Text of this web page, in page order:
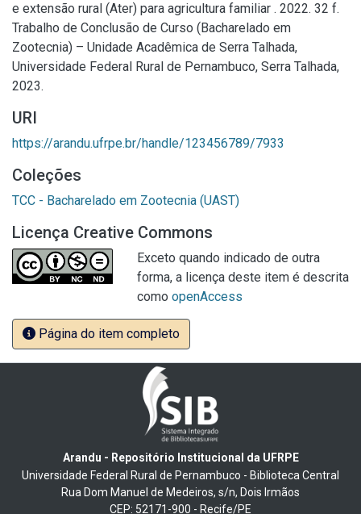
e extensão rural (Ater) para agricultura familiar . 2022. 32 f.
Trabalho de Conclusão de Curso (Bacharelado em
Zootecnia) – Unidade Acadêmica de Serra Talhada,
Universidade Federal Rural de Pernambuco, Serra Talhada,
2023.
URI
https://arandu.ufrpe.br/handle/123456789/7933
Coleções
TCC - Bacharelado em Zootecnia (UAST)
Licença Creative Commons
Exceto quando indicado de outra
forma, a licença deste item é descrita
como openAccess
Página do item completo
Arandu - Repositório Institucional da UFRPE
Universidade Federal Rural de Pernambuco - Biblioteca Central
Rua Dom Manuel de Medeiros, s/n, Dois Irmãos
CEP: 52171-900 - Recife/PE